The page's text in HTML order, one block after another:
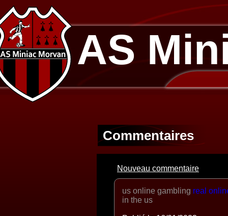
AS
Commentaires
Nouveau commentaire
us online gambling real
in the us